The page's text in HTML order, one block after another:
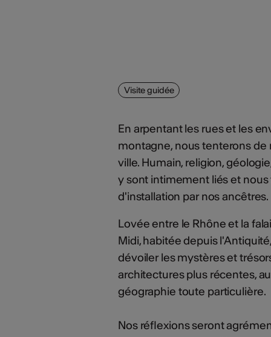
Visite guidée
En arpentant les rues et les
montagne, nous tenterons de
ville. Humain, religion,
y sont intimement liés et
d'installation par nos ancêtres.
Lovée entre le Rhône et la
Midi, habitée depuis
dévoiler les mystères et
architectures plus récentes,
géographie toute particulière.
Nos réflexions seront